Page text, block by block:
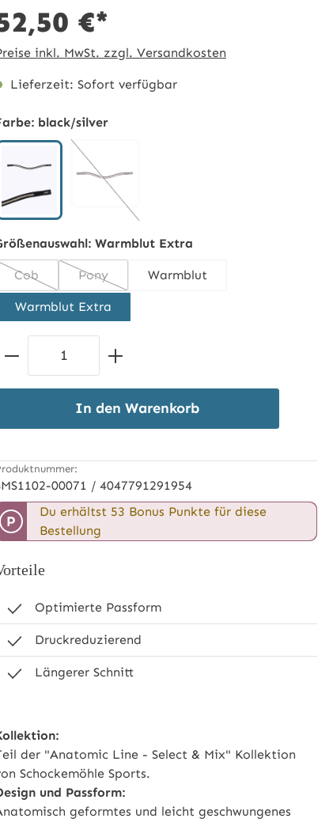
€*
inkl. MwSt. zzgl. Versandkosten
Lieferzeit: Sofort verfügbar
black/silver
espresso/silber
(Diese Option ist zurzeit nicht verfügbar.)
Warmblut Extra
Cob
(Diese Option ist zurzeit nicht verfügbar.)
Pony
(Diese Option ist zurzeit nicht verfügbar.)
Warmblut
Warmblut Extra
Produkt Anzahl: Gib den
In den Warenkorb
00071 / 4047791291954
P
Du erhältst 53 Bonus Punkte für diese
Bestellung
Optimierte Passform
Druckreduzierend
Längerer Schnitt
der "Anatomic Line - Select & Mix" Kollektion
Schockemöhle Sports.
und Passform:
geformtes und leicht geschwungenes